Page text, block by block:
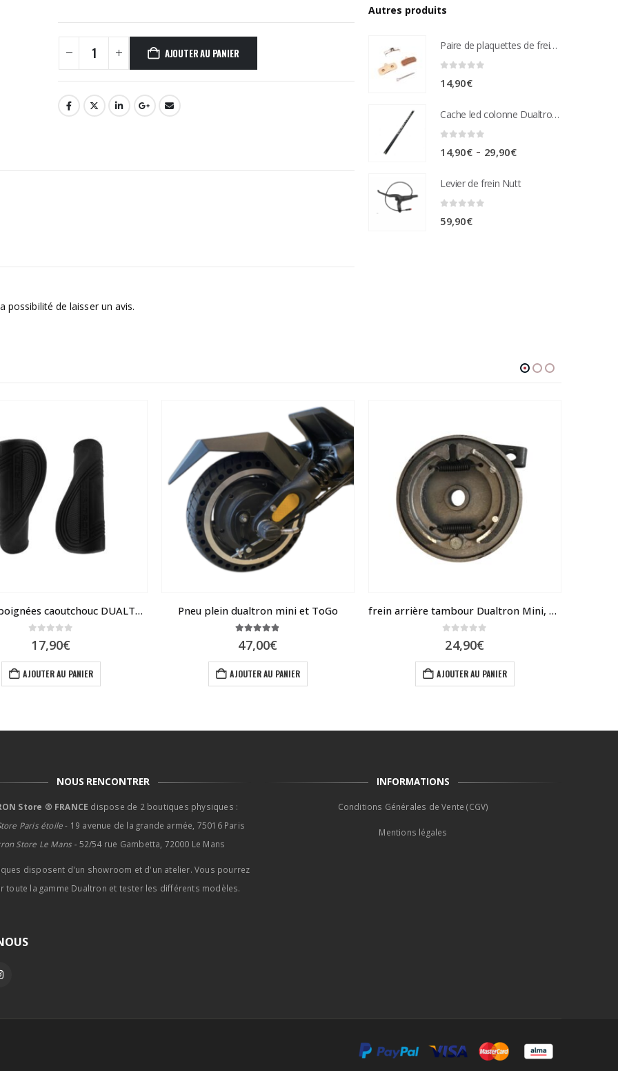
AJOUTER AU PANIER
possibilité de laisser un avis.
Autres produits
Paire de plaquettes de frein métal frité Compatible étrier de freins nutt 4 pistons
14,90€
Cache led colonne Dualtron Victor
14,90€ – 29,90€Plage
prix :
Levier de frein Nutt
59,90€
paire de poignées caoutchouc DUALTRON
17,90€
AJOUTER AU PANIER
Pneu plein dualtron mini et ToGo
47,00€
AJOUTER AU PANIER
frein arrière tambour Dualtron Mini, Togo, POP
24,90€
AJOUTER AU PANIER
NOUS RENCONTRER
Store ® FRANCE dispose de 2 boutiques physiques :
Paris étoile- 19 avenue de la grande armée, 75016 Paris
Store Le Mans - 52/54 rue Gambetta, 72000 Le Mans
disposent d'un showroom et d'un atelier. Vous pourrez
toute la gamme Dualtron et tester les différents modèles.
INFORMATIONS
Conditions Générales de Vente (CGV)
Mentions légales